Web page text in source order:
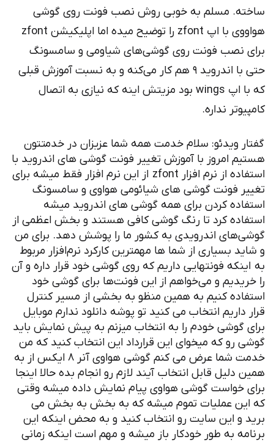
ساخته. مسلم به خوبی روش نصب فونت روی گوشی
هواووی با اپ zfont را توضیح میده اما اپلیکیشن zfont
برای نصب فونت روی گوشی‌های شیاومی و سامسونگ
حتی با اندروید ۹ هم کار می‌کنه و به نسبت آموزش قبلی
که با اپ wings بود مزیتش اینه که نیازی به اتصال
کامپیوتر نداره.
گفتار ویدئو: سلام خدمت همه شما عزیزان در خدمتتون
هستیم امروز با آموزش تغییر فونت گوشی های اندروید با
استفاده از نرم افزار zfont از این نرم افزار فقط میشه برای
تغییر فونت گوشی های شیائومی هواوی و سامسونگ
استفاده کردن برای همه گوشی های اندروید میشه
استفاده کرد تا رنگ گوشی کافی هستند و بخش اعظمی از
گوشی‌های اندرویدی به کشور ما را پوشش دهد. برای من
و شاید بسیاری از شما ها مهمترین کارکرد نرم‌افزار مربوط
به اینکه فونتهایی داریم که روی گوشی خود قرار داره و آن
را خریدیم و می‌خواهم از این فونت‌ها برای گوشی خود
استفاده کنیم به همین منظو به بخشی از مسیر کنترل
قرار داریم انتخاب می کنید تو پوشه دانلود ندارم موبایل
برای گوشی خودم را به انتخاب میزنم به پیش نمایش باید
گوشی رو که میخوای این قرارداد این انتخاب کنید که من
خدمت شما عرض می کنم گوشی هواوی آنر ۸ ایکس از به
همین دلیل قابل انتخاب آیند لازم رو انجام بده حالا اینجا
برای خواست گوشی هواوی پیام نمایش داده میشه وقتی
که این عملیات تموم میشه که به بخش به بخش می
برید و این سایت رو انتخاب کنید و به محض اینکه این
برنامه به طور خودکار باز میشه و مهم است اینکه زمانی